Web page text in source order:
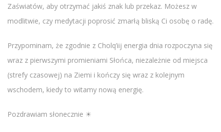
Zaświatów, aby otrzymać jakiś znak lub przekaz. Możesz w
modlitwie, czy medytacji poprosić zmarłą bliską Ci osobę o radę.
Przypominam, że zgodnie z Cholq’iij energia dnia rozpoczyna się
wraz z pierwszymi promieniami Słońca, niezależnie od miejsca
(strefy czasowej) na Ziemi i kończy się wraz z kolejnym
wschodem, kiedy to witamy nową energię.
Pozdrawiam słonecznie ☀